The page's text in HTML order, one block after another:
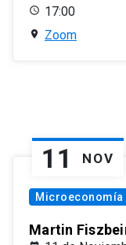
17:00
Zoom
11 NOV
Microeconomía
Martin